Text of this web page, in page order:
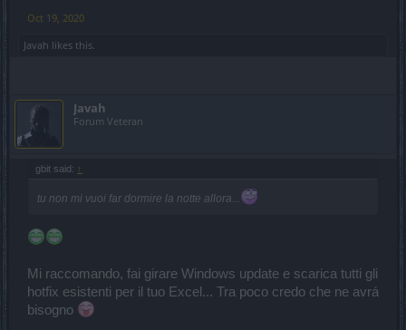
Oct 19, 2020
Javah likes this.
Javah
Forum Veteran
gbit said: ↑
tu non mi vuoi far dormire la notte allora...
Mi raccomando, fai girare Windows update e scarica tutti gli
hotfix esistenti per il tuo Excel... Tra poco credo che ne avrá
bisogno